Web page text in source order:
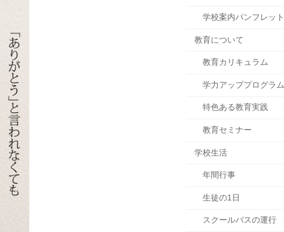
学校案内パンフレット
教育について
教育カリキュラム
学力アッププログラム
特色ある教育実践
教育セミナー
学校生活
年間行事
生徒の1日
スクールバスの運行